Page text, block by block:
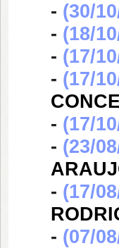
- (30/
- (18/
- (17/
- (17/
- (17/
- (23/
- (17/
- (07/